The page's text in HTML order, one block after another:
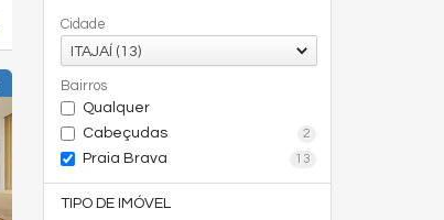
Cidade
ITAJAÍ (13)
Bairros
Qualquer
Cabeçudas
2
Praia Brava 13
TIPO DE IMÓVEL